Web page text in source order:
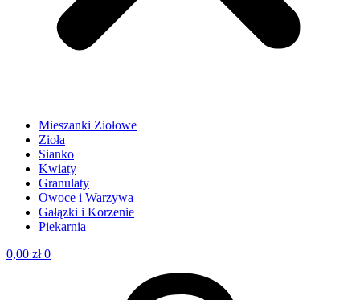
Mieszanki Ziołowe
Zioła
Sianko
Kwiaty
Granulaty
Owoce i Warzywa
Gałązki i Korzenie
Piekarnia
0,00 zł 0